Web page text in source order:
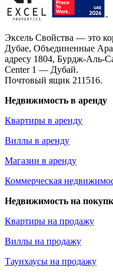
Эксель Свойства — это
Дубае, Объединенные
адресу 1804, Бурдж-Аль-
Center 1 — Дубай.
Почтовый ящик 211516.
Недвижимость в аренду
Квартиры в аренду
Виллы в аренду
Магазин в аренду
Коммерческая
Недвижимость на
Квартиры на продажу
Виллы на продажу
Таунхаусы на продажу